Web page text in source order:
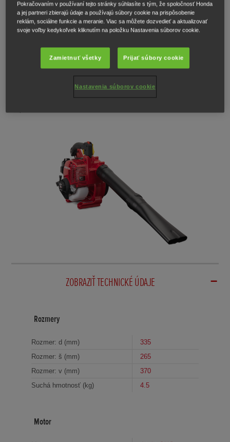
Výkonný fukár s objemom motora 25cm³ s riadením množstva vzduchu a
možnosťou aretácie nastavenia otáčok.
545 EUR
ZOZNAM PREDAJCOV
KATALÓG A CENNÍK
ZOBRAZIŤ TECHNICKÉ ÚDAJE
Rozmery
Rozmer: d (mm)
335
Rozmer: š (mm)
265
Rozmer: v (mm)
370
Suchá hmotnosť (kg)
4.5
Motor
Pokračovaním v používaní tejto stránky súhlasíte s tým, že spoločnosť Honda
a jej partneri zbierajú údaje a používajú súbory cookie na prispôsobenie
reklám, sociálne funkcie a meranie. Viac sa môžete dozvedieť a aktualizovať
svoje voľby kedykoľvek kliknutím na položku Nastavenia súborov cookie.
Zamietnuť všetky Prijať súbory cookie
Nastavenia súborov cookie